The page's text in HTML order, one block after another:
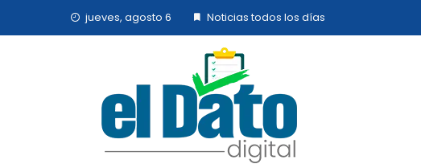
jueves, agosto 6 Noticias todos los días